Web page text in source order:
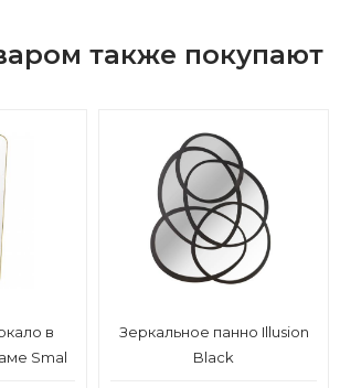
также покупают
в
Smal
Зеркальное панно Illusion
Black